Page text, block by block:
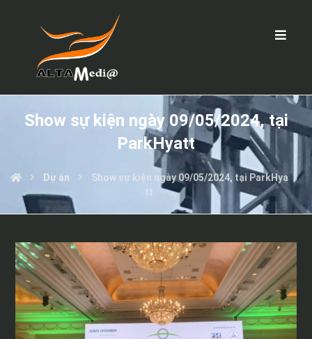
Show sự kiện ngày 09/05/2024, tại
ParkHyatt
Dự án
Show sự kiện ngày 09/05/2024, tại ParkHya
tt